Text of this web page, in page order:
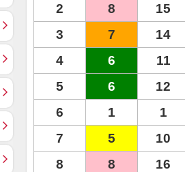
2
8 15
3
7 14
4
6 11
5
6 12
6
1 1
7
5 10
8
8 16